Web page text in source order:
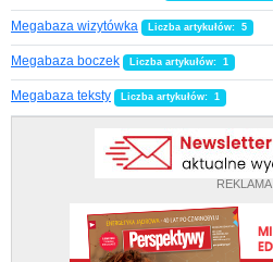
REKLAMA
Megabaza wizytówka Liczba artykułów: 5
Megabaza boczek Liczba artykułów: 1
Megabaza teksty Liczba artykułów: 1